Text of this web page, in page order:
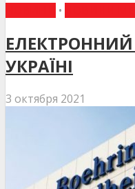
•
УКРАЇНІ
3 октября 2021